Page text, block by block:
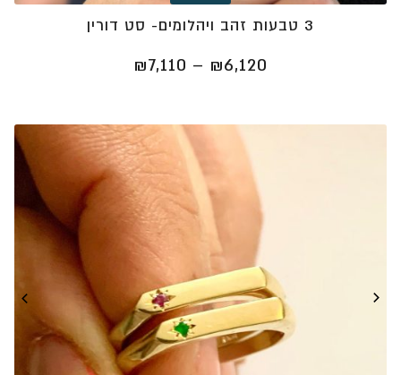
3 טבעות זהב ויהלומים- סט דורין
₪6,120
–
₪7,110
עד
⁦₪7,110⁩